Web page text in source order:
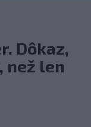
Dôkaz,
než len